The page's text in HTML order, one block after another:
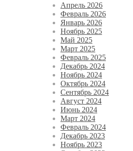
Апрель 2026
Февраль 2026
Январь 2026
Ноябрь 2025
Май 2025
Март 2025
Февраль 2025
Декабрь 2024
Ноябрь 2024
Октябрь 2024
Сентябрь 2024
Август 2024
Июнь 2024
Март 2024
Февраль 2024
Декабрь 2023
Ноябрь 2023